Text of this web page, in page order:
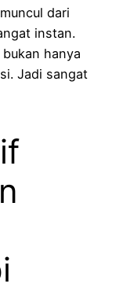
dari
instan.
hanya
Jadi sangat